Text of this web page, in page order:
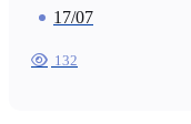
17/07
132